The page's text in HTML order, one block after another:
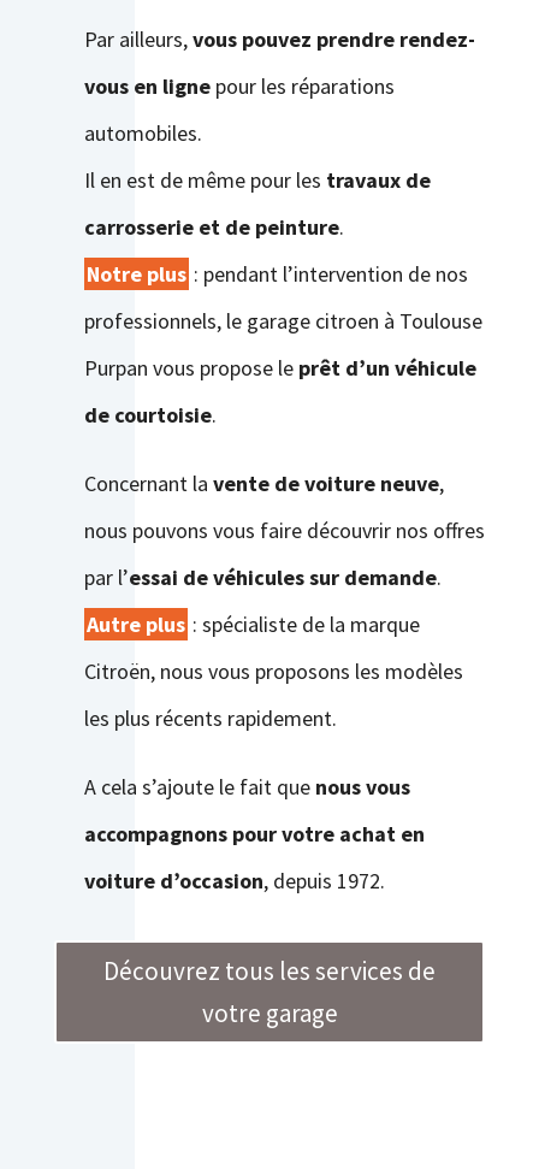
Par ailleurs,vous pouvez prendre rendez-
vous en lignepour les réparations
automobiles.
Il en est de même pour les travaux de
carrosserie et de peinture.
Notre plus : pendant l’intervention de nos
professionnels, le garage citroen à Toulouse
Purpan vous propose le prêt d’un véhicule
de courtoisie.
Concernant la vente de voiture neuve,
nous pouvons vous faire découvrir nos offres
par l’essai de véhicules sur demande.
Autre plus : spécialiste de la marque
Citroën, nous vous proposons les modèles
les plus récents rapidement.
A cela s’ajoute le fait que nous vous
accompagnons pour votre achat en
voiture d’occasion, depuis 1972.
Découvrez tous les services de
votre garage